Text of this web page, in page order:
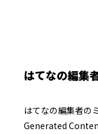
はてなの編集
はてなの編集者の
Generated